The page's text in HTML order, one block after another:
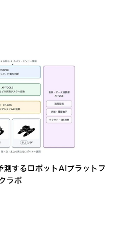
測するロボットAIプラットフ
ラボ